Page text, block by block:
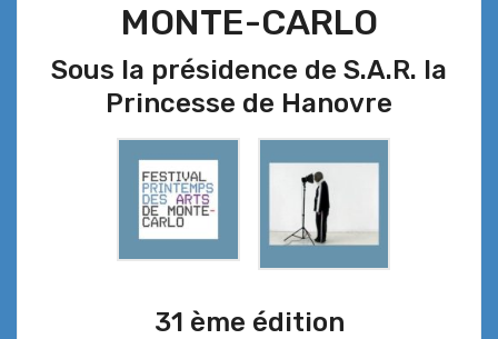
MONTE-CARLO
Sous la présidence de S.A.R. la
Princesse de Hanovre
31 ème édition